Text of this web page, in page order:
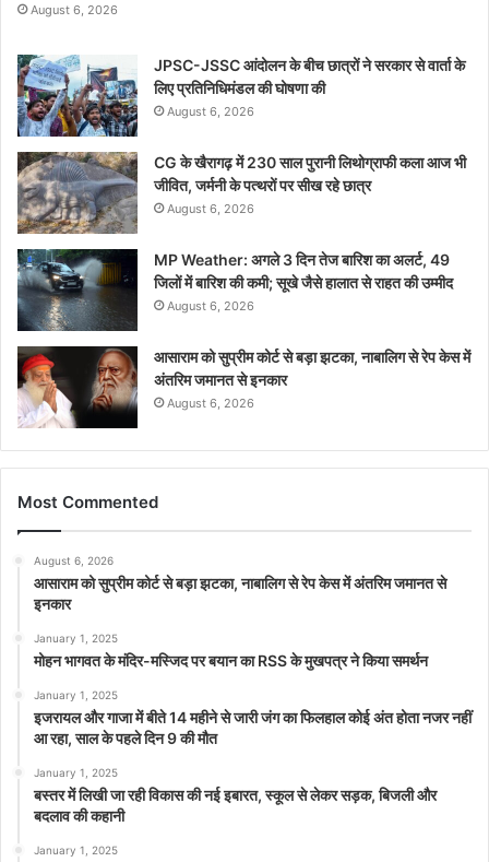
August 6, 2026
JPSC-JSSC आंदोलन के बीच छात्रों ने सरकार से वार्ता के
लिए प्रतिनिधिमंडल की घोषणा की
August 6, 2026
CG के खैरागढ़ में 230 साल पुरानी लिथोग्राफी कला आज भी
जीवित, जर्मनी के पत्थरों पर सीख रहे छात्र
August 6, 2026
MP Weather: अगले 3 दिन तेज बारिश का अलर्ट, 49
जिलों में बारिश की कमी; सूखे जैसे हालात से राहत की उम्मीद
August 6, 2026
आसाराम को सुप्रीम कोर्ट से बड़ा झटका, नाबालिग से रेप केस में
अंतरिम जमानत से इनकार
August 6, 2026
Most Commented
August 6, 2026
आसाराम को सुप्रीम कोर्ट से बड़ा झटका, नाबालिग से रेप केस में अंतरिम जमानत से
इनकार
January 1, 2025
मोहन भागवत के मंदिर-मस्जिद पर बयान का RSS के मुखपत्र ने किया समर्थन
January 1, 2025
इजरायल और गाजा में बीते 14 महीने से जारी जंग का फिलहाल कोई अंत होता नजर नहीं
आ रहा, साल के पहले दिन 9 की मौत
January 1, 2025
बस्तर में लिखी जा रही विकास की नई इबारत, स्कूल से लेकर सड़क, बिजली और
बदलाव की कहानी
January 1, 2025